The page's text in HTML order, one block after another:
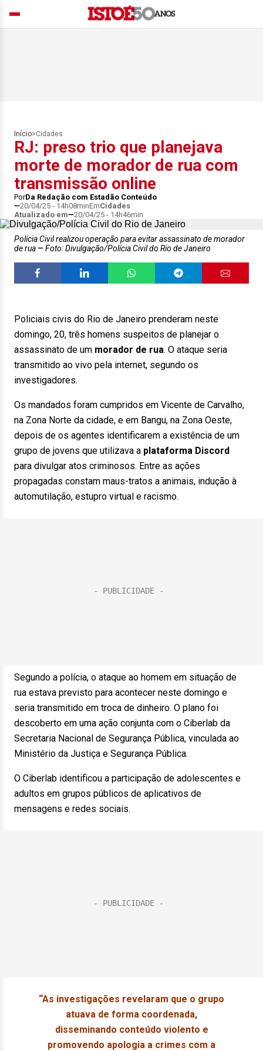
Início>Cidades
RJ: preso trio que planejava
morte de morador de rua com
transmissão online
PorDa Redação com Estadão Conteúdo
20/04/25 - 14h08minEmCidades
Atualizado em
20/04/25 - 14h46min
Polícia Civil realizou operação para evitar assassinato de morador
de rua
Foto: Divulgação/Polícia Civil do Rio de Janeiro
Policiais civis do Rio de Janeiro prenderam neste
domingo, 20, três homens suspeitos de planejar o
assassinato de um morador de rua. O ataque seria
transmitido ao vivo pela internet, segundo os
investigadores.
Os mandados foram cumpridos em Vicente de Carvalho,
na Zona Norte da cidade, e em Bangu, na Zona Oeste,
depois de os agentes identificarem a existência de um
grupo de jovens que utilizava a plataforma Discord
para divulgar atos criminosos. Entre as ações
propagadas constam maus-tratos a animais, indução à
automutilação, estupro virtual e racismo.
Segundo a polícia, o ataque ao homem em situação de
rua estava previsto para acontecer neste domingo e
seria transmitido em troca de dinheiro. O plano foi
descoberto em uma ação conjunta com o Ciberlab da
Secretaria Nacional de Segurança Pública, vinculada ao
Ministério da Justiça e Segurança Pública.
O Ciberlab identificou a participação de adolescentes e
adultos em grupos públicos de aplicativos de
mensagens e redes sociais.
“As investigações revelaram que o grupo
atuava de forma coordenada,
disseminando conteúdo violento e
promovendo apologia a crimes com a